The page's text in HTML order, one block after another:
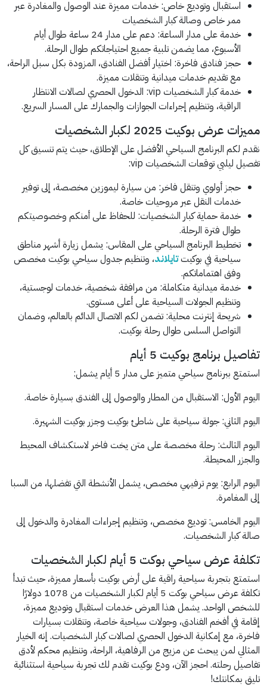
استقبال وتوديع خاص: خدمات مميزة عند الوصول والمغادرة عبر
ممر خاص وصالة كبار الشخصيات
خدمة على مدار الساعة: دعم على مدار 24 ساعة طوال أيام
الأسبوع، مما يضمن تلبية جميع احتياجاتكم طوال الرحلة.
حجز فنادق فاخرة: اختيار أفضل الفنادق، المزودة بكل سبل الراحة،
مع تقديم خدمات ميدانية وتنقلات مميزة.
خدمة كبار الشخصيات vip: الدخول الحصري لصالات الانتظار
الراقية، وتنظيم إجراءات الجوازات والجمارك على المسار السريع.
مميزات عرض بوكيت 2025 لكبار الشخصيات
نقدم لكم البرنامج السياحي الأفضل على الإطلاق، حيث يتم تنسيق كل
تفصيل ليلبي توقعات الشخصيات vip:
حجز أولوي وتنقل فاخر: من سيارة ليموزين مخصصة، إلى توفير
خدمات النقل عبر مروحيات خاصة.
خدمة حماية كبار الشخصيات: للحفاظ على أمنكم وخصوصيتكم
طوال فترة الرحلة.
تخطيط البرنامج السياحي على المقاس: يشمل زيارة أشهر مناطق
سياحية في بوكيتتايلاند، وتنظيم جدول سياحي بوكيت مخصص
وفق اهتماماتكم.
خدمة ميدانية متكاملة: من مرافقة شخصية، خدمات لوجستية،
وتنظيم الجولات السياحية على أعلى مستوى.
شريحة إنترنت محلية: تضمن لكم الاتصال الدائم بالعالم، وضمان
التواصل السلس طوال رحلة بوكيت.
تفاصيل برنامج بوكيت 5 أيام
استمتع ببرنامج سياحي متميز على مدار 5 أيام يشمل:
اليوم الأول: الاستقبال من المطار والوصول إلى الفندق بسيارة خاصة.
اليوم الثاني: جولة سياحية على شاطئ بوكيت وجزر بوكيت الشهيرة.
اليوم الثالث: رحلة مخصصة على متن يخت فاخر لاستكشاف المحيط
والجزر المحيطة.
اليوم الرابع: يوم ترفيهي مخصص، يشمل الأنشطة التي تفضلها، من السبا
إلى المغامرة.
اليوم الخامس: توديع مخصص، وتنظيم إجراءات المغادرة والدخول إلى
صالة كبار الشخصيات.
تكلفة عرض سياحي بوكت 5 أيام لكبار الشخصيات
استمتع بتجربة سياحية راقية على أرض بوكيت بأسعار مميزة، حيث تبدأ
تكلفة عرض سياحي بوكت 5 أيام لكبار الشخصيات من 1078 دولارًا
للشخص الواحد. يشمل هذا العرض خدمات استقبال وتوديع مميزة،
إقامة في أفخم الفنادق، وجولات سياحية خاصة، وتنقلات بسيارات
فاخرة، مع إمكانية الدخول الحصري لصالات كبار الشخصيات. إنه الخيار
المثالي لمن يبحث عن مزيج من الرفاهية، الراحة، وتنظيم محكم لأدق
تفاصيل رحلته. احجز الآن، ودع بوكيت تقدم لك تجربة سياحية استثنائية
تليق بمكانتك!